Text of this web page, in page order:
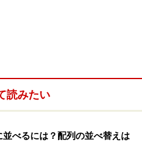
読みたい
べるには？配列の並べ替えは